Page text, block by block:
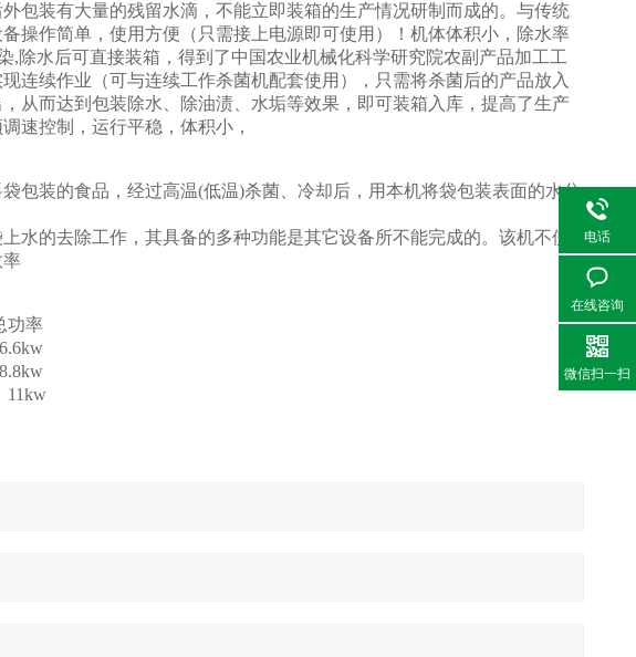
包装有大量的残留水滴，不能立即装箱的生产情况研制而成的。与传统
操作简单，使用方便（只需接上电源即可使用）！机体体积小，除水率
,除水后可直接装箱，得到了中国农业机械化科学研究院农副产品加工工
连续作业（可与连续工作杀菌机配套使用），只需将杀菌后的产品放入
从而达到包装除水、除油渍、水垢等效果，即可装箱入库，提高了生产
速控制，运行平稳，体积小，
包装的食品，经过高温(低温)杀菌、冷却后，用本机将袋包装表面的水分
水的去除工作，其具备的多种功能是其它设备所不能完成的。该机不使
率
率
电话
在线咨询
微信扫一扫